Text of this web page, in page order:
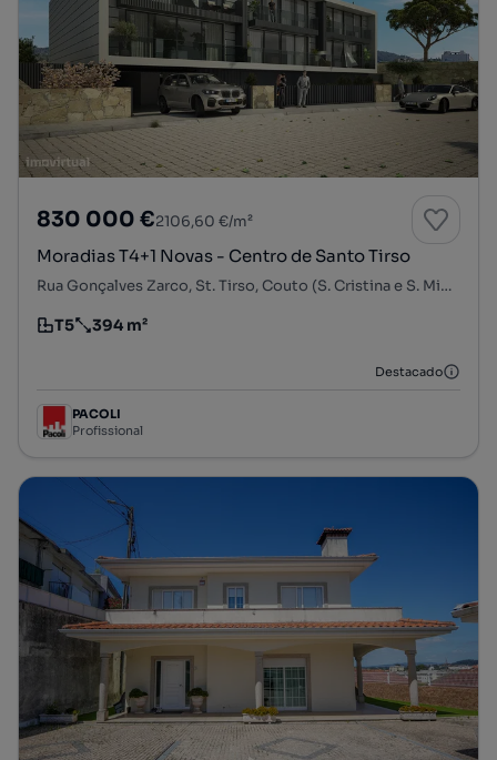
830 000 €2106,60 €/m²
Moradias T4+1 Novas - Centro de Santo Tirso
Rua Gonçalves Zarco, St. Tirso, Couto (S. Cristina e S. Miguel) e Burgães, Santo Tirso, Porto
Tipologia
T5
Preço por metro quadrado
394 m²
Destacado
PACOLI
Profissional